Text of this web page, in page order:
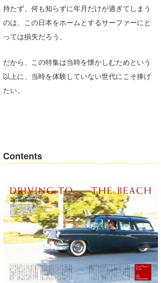
持たず、何も知らずに年月だけが過ぎてしまう
のは、この日本をホームとするサーファーにと
っては損失だろう。
だから、この特集は当時を懐かしむためという
以上に、当時を体験していない世代にこそ捧げ
たい。
Contents
SancheZ
ゴン
wanda
chappy